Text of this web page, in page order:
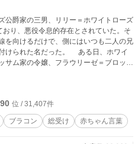
爵家の三男、リリー＝ホワイトローズ
おり、悪役令息的存在とされていた。そ
を向けるだけで、側にはいつも二人の兄
けられた名だった。 ある日、ホワイ
サム家の令嬢、フラウリーゼ＝ブロッサ
苛立ちながら学園内を歩いていると、
が隠していた彼の秘密とは――！？
位 / 31,407件
ブラコン 総受け 赤ちゃん言葉